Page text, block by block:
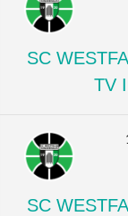
SC
TV
SC